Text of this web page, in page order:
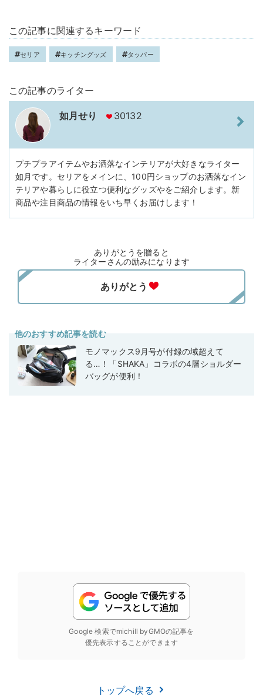
この記事に関連するキーワード
セリア キッチングッズ タッパー
この記事のライター
如月せり 30132
プチプラアイテムやお洒落なインテリアが大好きなライター
如月です。セリアをメインに、100円ショップのお洒落なイン
テリアや暮らしに役立つ便利なグッズやをご紹介します。新
商品や注目商品の情報をいち早くお届けします！
ありがとうを贈ると
ライターさんの励みになります
他のおすすめ記事を読む
モノマックス9月号が付録の域超えて
る…！「SHAKA」コラボの4層ショルダー
バッグが便利！
Google 検索でmichill byGMOの記事を
優先表示することができます
トップへ戻る